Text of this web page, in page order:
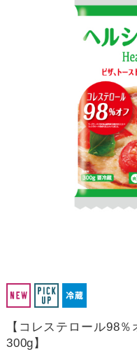
【コレステロール98
300g】